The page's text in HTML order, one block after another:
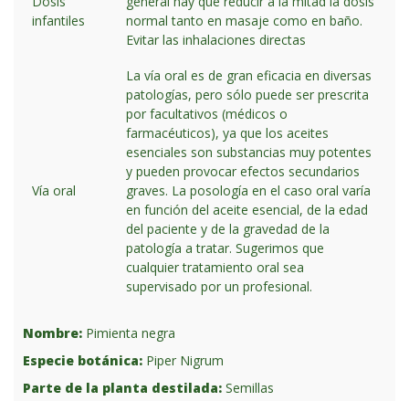
infantiles
normal tanto en masaje como en baño.
Evitar las inhalaciones directas
Vía oral
La vía oral es de gran eficacia en diversas
patologías, pero sólo puede ser prescrita
por facultativos (médicos o
farmacéuticos), ya que los aceites
esenciales son substancias muy potentes
y pueden provocar efectos secundarios
graves. La posología en el caso oral varía
en función del aceite esencial, de la edad
del paciente y de la gravedad de la
patología a tratar. Sugerimos que
cualquier tratamiento oral sea
supervisado por un profesional.
Nombre: Pimienta negra
Especie botánica: Piper Nigrum
Parte de la planta destilada: Semillas